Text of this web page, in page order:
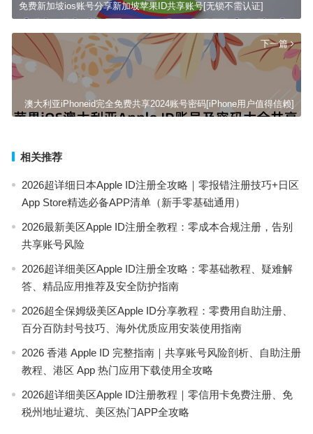
免费新加坡ios账号分享新加坡苹果ID共享账号[无锁不需认证]
下一篇
澳大利亚iPhoneid完全免费共享2024账号密码[iPhone用户值得信赖]
相关推荐
2026超详细日本Apple ID注册全攻略｜零报错注册技巧+日区
App Store精选必备APP清单（新手零基础通用）
2026最新美区Apple ID注册全教程：零成本合规注册，告别
共享账号风险
2026超详细美区Apple ID注册全攻略：零基础教程、疑难解
答、精品应用推荐及安全防护指南
2026超全保姆级美区Apple ID分享教程：零费用自助注册、
百分百防封号技巧、海外优质应用安装使用指南
2026 香港 Apple ID 完整指南｜共享账号风险剖析、自助注册
教程、港区 App 热门应用下载使用全攻略
2026超详细美区Apple ID注册教程｜零信用卡免费注册、免
税州地址避坑、美区热门APP全攻略